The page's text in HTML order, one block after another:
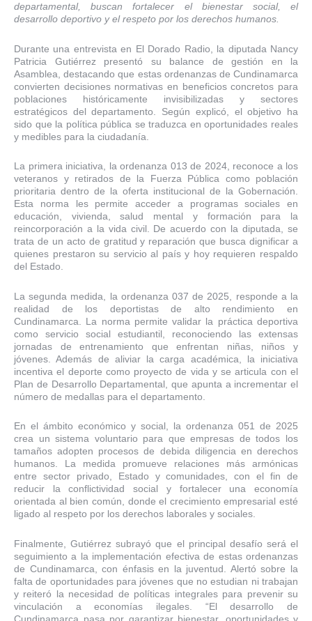
departamental, buscan fortalecer el bienestar social, el
desarrollo deportivo y el respeto por los derechos humanos.
Durante una entrevista en El Dorado Radio, la diputada Nancy
Patricia Gutiérrez presentó su balance de gestión en la
Asamblea, destacando que estas ordenanzas de Cundinamarca
convierten decisiones normativas en beneficios concretos para
poblaciones históricamente invisibilizadas y sectores
estratégicos del departamento. Según explicó, el objetivo ha
sido que la política pública se traduzca en oportunidades reales
y medibles para la ciudadanía.
La primera iniciativa, la ordenanza 013 de 2024, reconoce a los
veteranos y retirados de la Fuerza Pública como población
prioritaria dentro de la oferta institucional de la Gobernación.
Esta norma les permite acceder a programas sociales en
educación, vivienda, salud mental y formación para la
reincorporación a la vida civil. De acuerdo con la diputada, se
trata de un acto de gratitud y reparación que busca dignificar a
quienes prestaron su servicio al país y hoy requieren respaldo
del Estado.
La segunda medida, la ordenanza 037 de 2025, responde a la
realidad de los deportistas de alto rendimiento en
Cundinamarca. La norma permite validar la práctica deportiva
como servicio social estudiantil, reconociendo las extensas
jornadas de entrenamiento que enfrentan niñas, niños y
jóvenes. Además de aliviar la carga académica, la iniciativa
incentiva el deporte como proyecto de vida y se articula con el
Plan de Desarrollo Departamental, que apunta a incrementar el
número de medallas para el departamento.
En el ámbito económico y social, la ordenanza 051 de 2025
crea un sistema voluntario para que empresas de todos los
tamaños adopten procesos de debida diligencia en derechos
humanos. La medida promueve relaciones más armónicas
entre sector privado, Estado y comunidades, con el fin de
reducir la conflictividad social y fortalecer una economía
orientada al bien común, donde el crecimiento empresarial esté
ligado al respeto por los derechos laborales y sociales.
Finalmente, Gutiérrez subrayó que el principal desafío será el
seguimiento a la implementación efectiva de estas ordenanzas
de Cundinamarca, con énfasis en la juventud. Alertó sobre la
falta de oportunidades para jóvenes que no estudian ni trabajan
y reiteró la necesidad de políticas integrales para prevenir su
vinculación a economías ilegales. “El desarrollo de
Cundinamarca pasa por garantizar bienestar, oportunidades y